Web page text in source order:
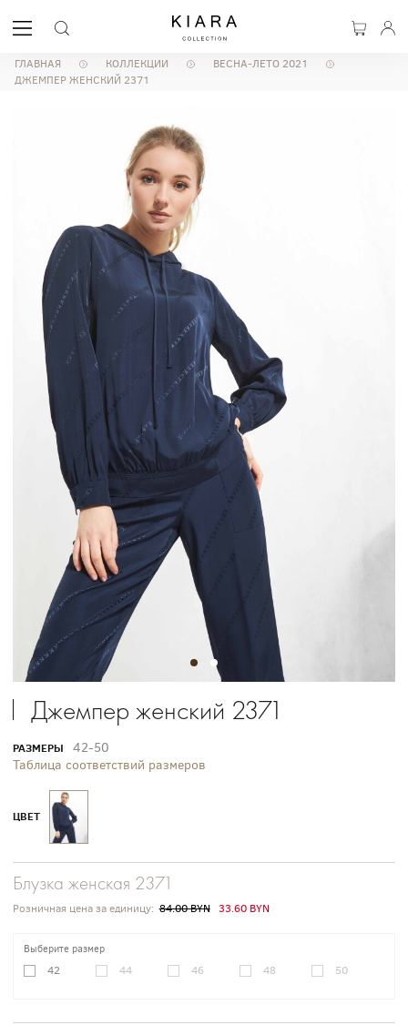
ГЛАВНАЯ КОЛЛЕКЦИИ
ВЕСНА-ЛЕТО 2021
ДЖЕМПЕР ЖЕНСКИЙ 2371
Джемпер женский 2371
РАЗМЕРЫ
42-50
Таблица соответствий размеров
ЦВЕТ
Блузка женская 2371
Розничная цена за единицу: 84.00 BYN 33.60 BYN
Выберите размер
42 44 46 48 50